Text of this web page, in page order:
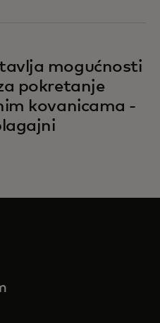
mogućnosti
pokretanje
kovanicama -